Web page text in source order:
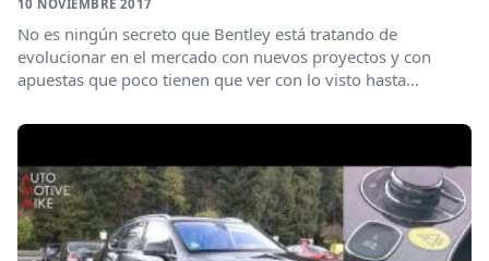
10 NOVIEMBRE 2017
No es ningún secreto que Bentley está tratando de
evolucionar en el mercado con nuevos proyectos y con
apuestas que poco tienen que ver con lo visto hasta...